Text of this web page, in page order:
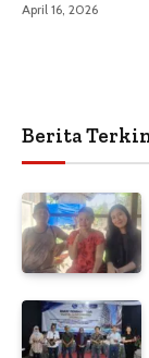
April 16, 2026
Berita